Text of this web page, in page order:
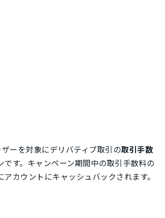
ーを対象にデリバティブ取引の取引手数
です。キャンペーン期間中の取引手数料の
カウントにキャッシュバックされます。